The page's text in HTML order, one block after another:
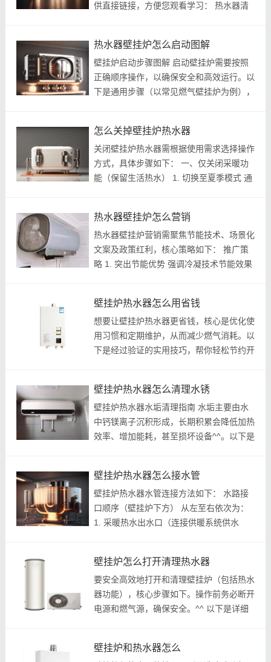
供直接链接，方便您观看学习： 热水器清
看链接] ^^ 一分钟学会热水器清洗...
热水器壁挂炉怎么启动图解
壁挂炉启动步骤图解 启动壁挂炉需要按照
正确顺序操作，以确保安全和高效运行。以
下是通用步骤（以常见燃气壁挂炉为例），
和电源正常^^。 1. 检查水压并补...
怎么关掉壁挂炉热水器
关闭壁挂炉热水器需根据使用需求选择操作
方式，具体步骤如下： 一、仅关闭采暖功
能（保留生活热水） 1. 切换至夏季模式 通
闭，生活热水功能保留^^。 2. 关闭采暖
阀...
热水器壁挂炉怎么营销
热水器壁挂炉营销需聚焦节能技术、场景化
文案及政策红利，核心策略如下： 推广策
略 1. 突出节能优势 强调冷凝技术节能效果
“张阿姨家电费少200元”）增强说服力
^^。...
壁挂炉热水器怎么用省钱
想要让壁挂炉热水器更省钱，核心是优化使
用习惯和定期维护，从而减少燃气消耗。以
下是经过验证的实用技巧，帮你轻松节约开
壁挂炉热水器怎么清理水锈
壁挂炉热水器水垢清理指南 水垢主要由水
中钙镁离子沉积形成，长期积累会降低加热
效率、增加能耗，甚至损坏设备^^。以下是
备工作 ： 关闭壁挂炉电源和进水阀...
壁挂炉热水器怎么接水管
壁挂炉热水器水管连接方法如下： 水路接
口顺序（壁挂炉下方） 从左至右依次为：
1. 采暖热水出水口（连接供暖系统供水
水进水口（连接冷水水源） 5. 采暖热水
回...
壁挂炉怎么打开清理热水器
要安全高效地打开和清理壁挂炉（包括热水
器功能），核心步骤如下。操作前务必断开
电源和燃气源，确保安全。^^ 以下是详细
否有漏水或异常，确保工作环境干...
壁挂炉和热水器怎么